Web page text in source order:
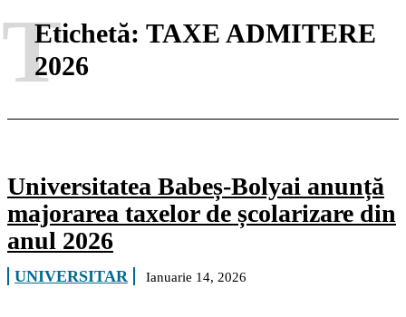
Etichetă: TAXE ADMITERE
2026
T
Universitatea Babeș-Bolyai anunță
majorarea taxelor de școlarizare din
anul 2026
UNIVERSITAR Ianuarie 14, 2026